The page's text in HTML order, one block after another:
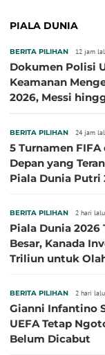
PIALA DUNIA
BERITA PILIHAN 12 jam
Dokumen Polisi
Keamanan
2026, Messi
BERITA PILIHAN 24 jam
5 Turnamen
Depan yang
Piala Dunia Putri
BERITA PILIHAN 2 hari lalu
Piala Dunia
Besar, Kanada
Triliun untuk
BERITA PILIHAN 2 hari lalu
Gianni Infantino
UEFA Tetap
Belum Dicabut